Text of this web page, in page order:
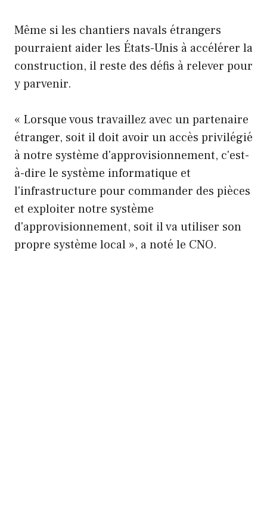
Même si les chantiers navals étrangers
pourraient aider les États-Unis à accélérer la
construction, il reste des défis à relever pour
y parvenir.
« Lorsque vous travaillez avec un partenaire
étranger, soit il doit avoir un accès privilégié
à notre système d'approvisionnement, c'est-
à-dire le système informatique et
l'infrastructure pour commander des pièces
et exploiter notre système
d'approvisionnement, soit il va utiliser son
propre système local », a noté le CNO.